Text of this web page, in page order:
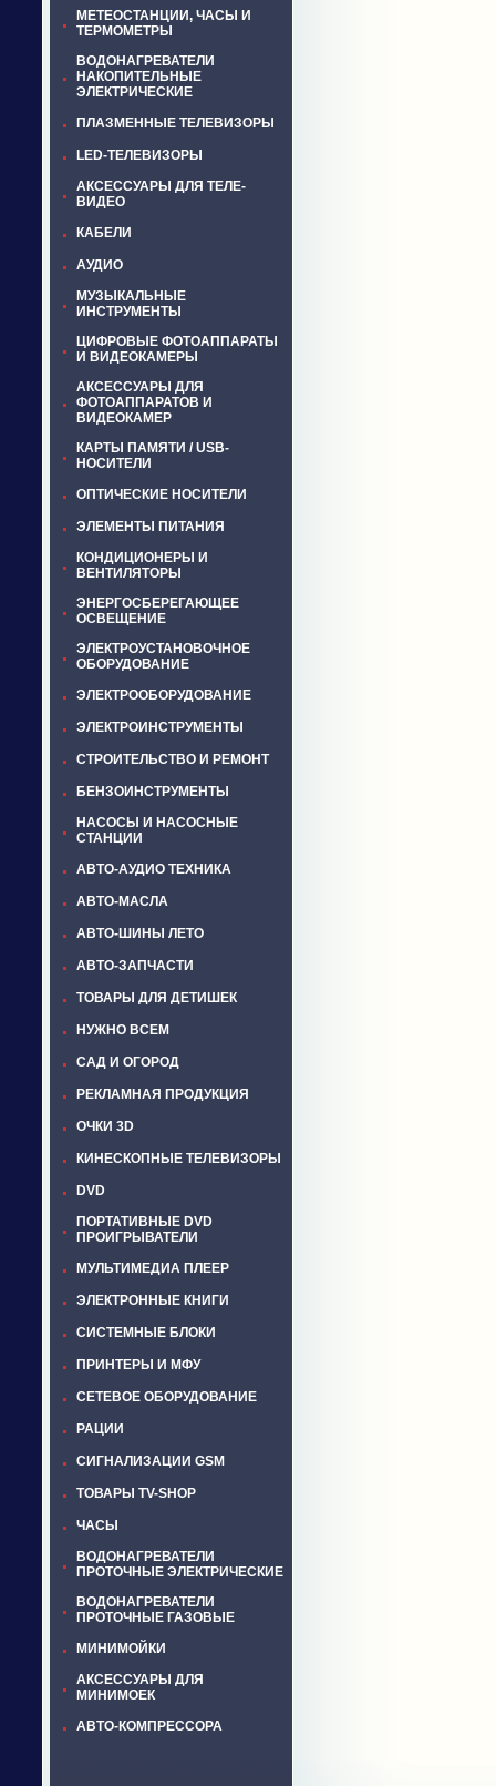
МЕТЕОСТАНЦИИ, ЧАСЫ И
ТЕРМОМЕТРЫ
ВОДОНАГРЕВАТЕЛИ
НАКОПИТЕЛЬНЫЕ
ЭЛЕКТРИЧЕСКИЕ
ПЛАЗМЕННЫЕ ТЕЛЕВИЗОРЫ
LED-ТЕЛЕВИЗОРЫ
АКСЕССУАРЫ ДЛЯ ТЕЛЕ-
ВИДЕО
КАБЕЛИ
АУДИО
МУЗЫКАЛЬНЫЕ
ИНСТРУМЕНТЫ
ЦИФРОВЫЕ ФОТОАППАРАТЫ
И ВИДЕОКАМЕРЫ
АКСЕССУАРЫ ДЛЯ
ФОТОАППАРАТОВ И
ВИДЕОКАМЕР
КАРТЫ ПАМЯТИ / USB-
НОСИТЕЛИ
ОПТИЧЕСКИЕ НОСИТЕЛИ
ЭЛЕМЕНТЫ ПИТАНИЯ
КОНДИЦИОНЕРЫ И
ВЕНТИЛЯТОРЫ
ЭНЕРГОСБЕРЕГАЮЩЕЕ
ОСВЕЩЕНИЕ
ЭЛЕКТРОУСТАНОВОЧНОЕ
ОБОРУДОВАНИЕ
ЭЛЕКТРООБОРУДОВАНИЕ
ЭЛЕКТРОИНСТРУМЕНТЫ
СТРОИТЕЛЬСТВО И РЕМОНТ
БЕНЗОИНСТРУМЕНТЫ
НАСОСЫ И НАСОСНЫЕ
СТАНЦИИ
АВТО-АУДИО ТЕХНИКА
АВТО-МАСЛА
АВТО-ШИНЫ ЛЕТО
АВТО-ЗАПЧАСТИ
ТОВАРЫ ДЛЯ ДЕТИШЕК
НУЖНО ВСЕМ
САД И ОГОРОД
РЕКЛАМНАЯ ПРОДУКЦИЯ
ОЧКИ 3D
КИНЕСКОПНЫЕ ТЕЛЕВИЗОРЫ
DVD
ПОРТАТИВНЫЕ DVD
ПРОИГРЫВАТЕЛИ
МУЛЬТИМЕДИА ПЛЕЕР
ЭЛЕКТРОННЫЕ КНИГИ
СИСТЕМНЫЕ БЛОКИ
ПРИНТЕРЫ И МФУ
СЕТЕВОЕ ОБОРУДОВАНИЕ
РАЦИИ
СИГНАЛИЗАЦИИ GSM
ТОВАРЫ TV-SHOP
ЧАСЫ
ВОДОНАГРЕВАТЕЛИ
ПРОТОЧНЫЕ ЭЛЕКТРИЧЕСКИЕ
ВОДОНАГРЕВАТЕЛИ
ПРОТОЧНЫЕ ГАЗОВЫЕ
МИНИМОЙКИ
АКСЕССУАРЫ ДЛЯ
МИНИМОЕК
АВТО-КОМПРЕССОРА